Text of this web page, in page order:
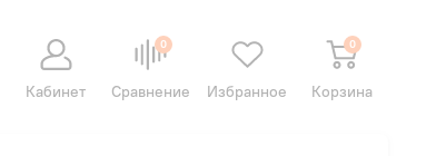
Кабинет
0
Сравнение Избранное
0
Корзина